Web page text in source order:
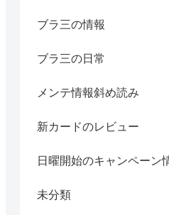
ブラ三の情報
ブラ三の日常
メンテ情報斜め読み
新カードのレビュー
日曜開始のキャンペーン
未分類